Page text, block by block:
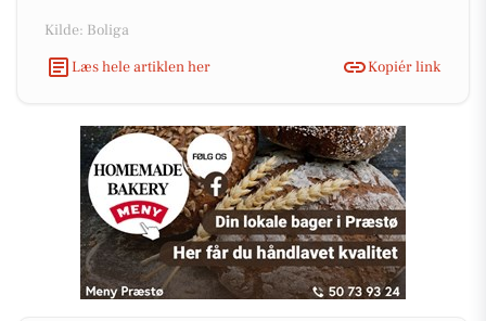
Kilde: Boliga
Læs hele artiklen her
Kopiér link